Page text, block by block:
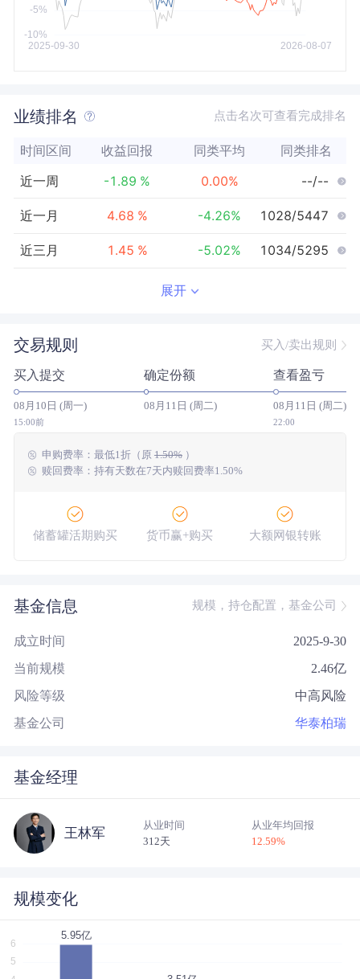
业绩排名 点击名次可查看完成排名
时间区间 收益回报 同类平均 同类排名
近一周 -1.89 % 0.00% --/--
近一月 4.68 % -4.26% 1028/5447
近三月 1.45 % -5.02% 1034/5295
近三年 --/--
近五年 -- 0.00% --/--
今年以来 2929/5020
成立以来 1.91 %
展开
交易规则 买入/卖出规则
买入提交
08月10日 (周一)
15:00前
确定份额
08月11日 (周二)
查看盈亏
08月11日 (周二)
22:00
申购费率： 最低1折（原 1.50%）
赎回费率：持有天数在7天内赎回费率1.50%
储蓄罐活期购买 货币赢+购买 大额网银转账
基金信息 规模，持仓配置，基金公司
成立时间 2025-9-30
当前规模 2.46亿
风险等级 中高风险
基金公司 华泰柏瑞
基金经理
王林军
从业时间
312天
从业年均回报
12.59%
规模变化